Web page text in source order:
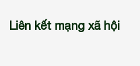
Liên kết mạng xã hội